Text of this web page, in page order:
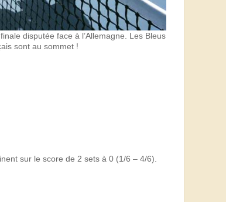
disputée face à l’Allemagne. Les Bleus
sont au sommet !
sur le score de 2 sets à 0 (1/6 – 4/6).